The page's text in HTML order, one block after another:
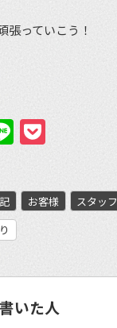
張っていこう！
Line
お客様
スタッフ
いた人